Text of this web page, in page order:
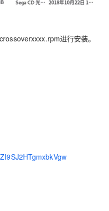
进行安装。